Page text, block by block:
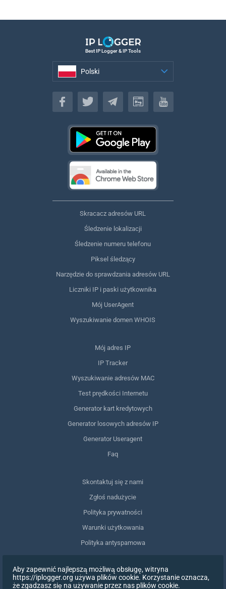
Best IP Logger & IP Tools
Polski
Polski
Skracacz adresów URL
Śledzenie lokalizacji
Śledzenie numeru telefonu
Piksel śledzący
Narzędzie do sprawdzania adresów URL
Liczniki IP i paski użytkownika
Mój UserAgent
Wyszukiwanie domen WHOIS
Mój adres IP
IP Tracker
Wyszukiwanie adresów MAC
Test prędkości Internetu
Generator kart kredytowych
Generator losowych adresów IP
Generator Useragent
Faq
Skontaktuj się z nami
Zgłoś nadużycie
Polityka prywatności
Warunki użytkowania
Polityka antyspamowa
Usuń moje dane
Aby zapewnić najlepszą możliwą obsługę, witryna
https://iplogger.org używa plików cookie. Korzystanie oznacza,
że zgadzasz się na używanie przez nas plików cookie.